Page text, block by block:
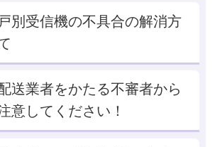
別受信機の不具合の解消方
送業者をかたる不審者から
意してください！